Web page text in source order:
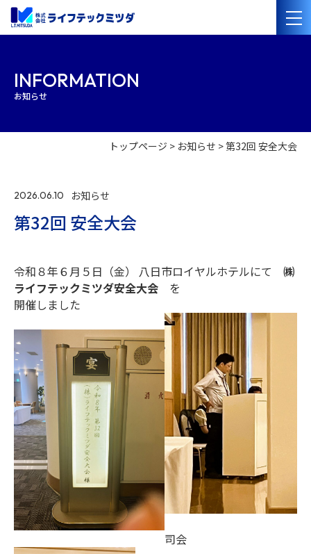
会社案内
経営理念
事業紹介
施工事例
協力業者の皆様へ
お電話でのお問合せ（ 受付時間 平日9:00～18:00 ）
0748-23-0667
Webからのお問合せ
INFORMATION
お知らせ
トップページ お知らせ 第32回 安全大会
2026.06.10 お知らせ
第32回 安全大会
令和８年６月５日（金） 八日市ロイヤルホテルにて ㈱
ライフテックミツダ安全大会 を
開催しました
司会